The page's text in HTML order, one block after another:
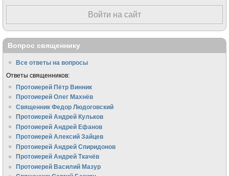
Войти на сайт
Вопрос священнику
Все ответы на вопросы
Ответы священников:
Протоиерей Пётр Винник
Протоиерей Олег Махнёв
Священник Федор Людоговский
Протоиерей Андрей Кульков
Протоиерей Андрей Ефанов
Протоиерей Алексий Зайцев
Протоиерей Андрей Спиридонов
Протоиерей Андрей Ткачёв
Протоиерей Василий Мазур